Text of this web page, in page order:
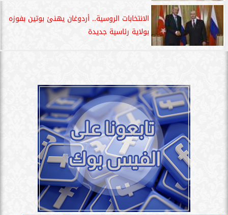
الانتخابات الروسية.. أردوغان يهنئ بوتين بفوزه
بولاية رئاسية جديدة